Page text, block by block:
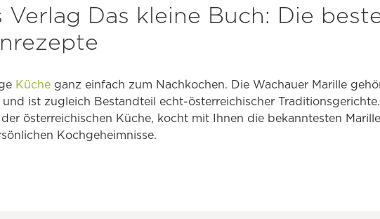
Verlag Das kleine Buch: Die
Küche ganz einfach zum Nachkochen. Die Wachauer Marille
ist zugleich Bestandteil echt-österreichischer
österreichischen Küche, kocht mit Ihnen die bekanntesten
Kochgeheimnisse.